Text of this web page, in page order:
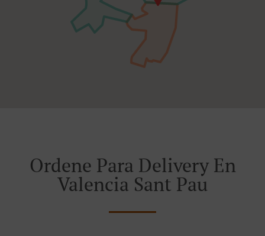
Ordene Para Delivery En
Valencia Sant Pau